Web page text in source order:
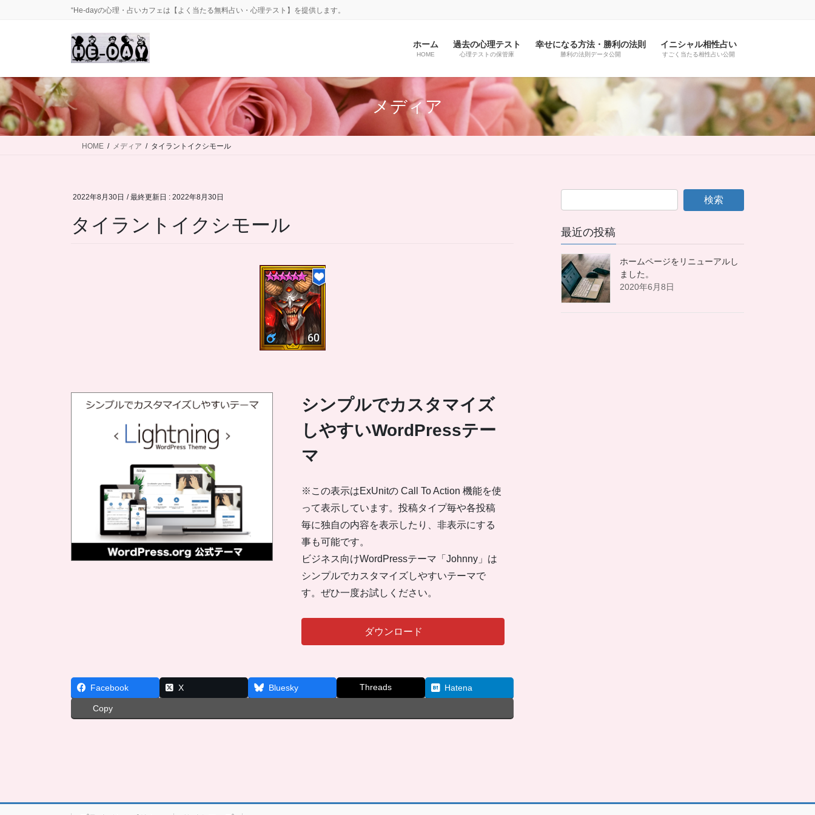
に
移
動
ョ
ン
に
移
動
“He-dayの心理・占いカフェは【よく当たる無料占い・心理テスト】を提供します。
ホーム
HOME
過去の心理テスト
心理テストの保管庫
幸せになる方法・勝利の法則
勝利の法則データ公開
イニシャル相性占い
すごく当たる相性占い公開
メディア
HOME メディア タイラントイクシモール
2022年8月30日 / 最終更新日 : 2022年8月30日
タイラントイクシモール
シンプルでカスタマイズ
しやすいWordPressテー
マ
※この表示はExUnitの Call To Action 機能を使
って表示しています。投稿タイプ毎や各投稿
毎に独自の内容を表示したり、非表示にする
事も可能です。
ビジネス向けWordPressテーマ「Johnny」は
シンプルでカスタマイズしやすいテーマで
す。ぜひ一度お試しください。
ダウンロード
Facebook X Bluesky Threads Hatena
Copy
最近の投稿
ホームページをリニューアルし
ました。
2020年6月8日